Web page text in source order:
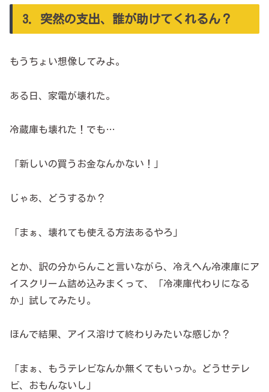
3．突然の支出、誰が助けてくれるん？
もうちょい想像してみよ。
ある日、家電が壊れた。
冷蔵庫も壊れた！でも…
「新しいの買うお金なんかない！」
じゃあ、どうするか？
「まぁ、壊れても使える方法あるやろ」
とか、訳の分からんこと言いながら、冷えへん冷凍庫にア
イスクリーム詰め込みまくって、「冷凍庫代わりになる
か」試してみたり。
ほんで結果、アイス溶けて終わりみたいな感じか？
「まぁ、もうテレビなんか無くてもいっか。どうせテレ
ビ、おもんないし」